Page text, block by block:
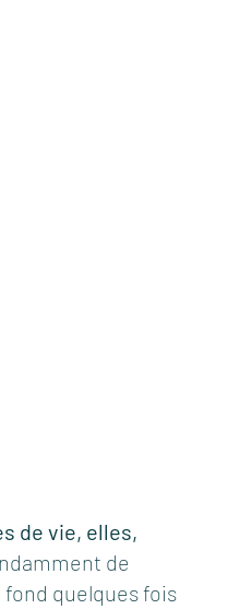
de vie, elles,
de
quelques fois